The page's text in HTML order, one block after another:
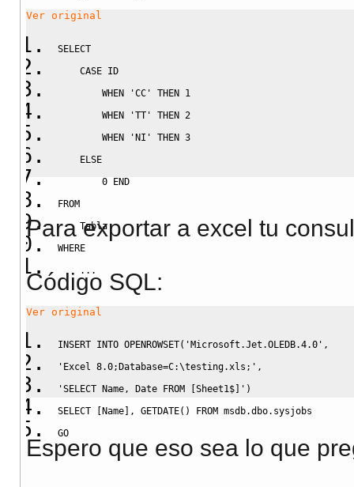
Ver original
SELECT
CASE ID
WHEN
'CC' THEN 1
WHEN
'TT' THEN 2
WHEN
'NI' THEN 3
ELSE
0 END
FROM
Tabla
WHERE
...
Para exportar a excel tu
Código SQL:
Ver original
INSERT INTO OPENROWSET( 'Microsoft.Jet.OLEDB.4.0' ,
'Excel 8.0;Database=C:\testing.xls;' ,
'SELECT Name, Date FROM [Sheet1$]' )
SELECT
Name , GETDATE( ) FROM msdb.dbo. sysjobs
GO
Espero que eso sea lo que